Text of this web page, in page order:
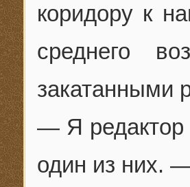
коридору к
среднего
закатанными
— Я редактор
один из них.